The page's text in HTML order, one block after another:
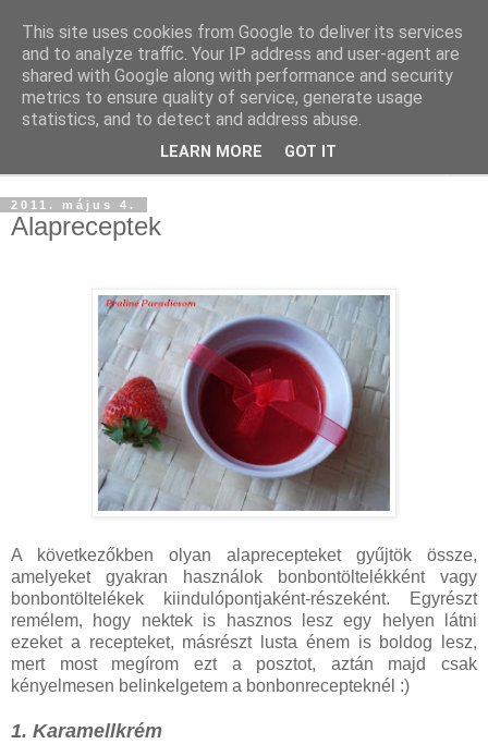
2011. május 4.
Alapreceptek
A következőkben olyan alaprecepteket gyűjtök össze,
amelyeket gyakran használok bonbontöltelékként vagy
bonbontöltelékek kiindulópontjaként-részeként. Egyrészt
remélem, hogy nektek is hasznos lesz egy helyen látni
ezeket a recepteket, másrészt lusta énem is boldog lesz,
mert most megírom ezt a posztot, aztán majd csak
kényelmesen belinkelgetem a bonbonrecepteknél :)
1. Karamellkrém
This site uses cookies from Google to deliver its services
and to analyze traffic. Your IP address and user-agent are
shared with Google along with performance and security
metrics to ensure quality of service, generate usage
statistics, and to detect and address abuse.
LEARN MORE GOT IT